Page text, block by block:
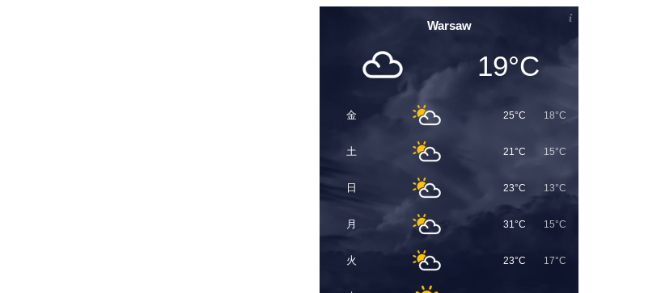
Warsaw
19°C
金 25°C 18°C
土 21°C 15°C
日 23°C 13°C
月 31°C 15°C
火 23°C 17°C